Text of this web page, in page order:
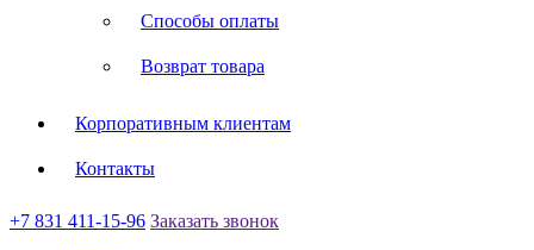
Способы оплаты
Возврат товара
Корпоративным клиентам
Контакты
+7 831 411-15-96 Заказать звонок